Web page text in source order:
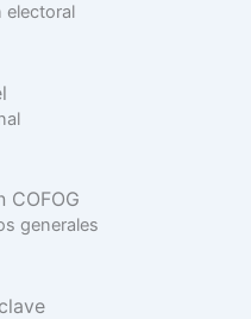
electoral
COFOG
generales